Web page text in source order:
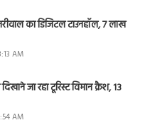
का डिजिटल टाउनहॉल, 7 लाख
AM
जा रहा टूरिस्ट विमान क्रैश, 13
AM